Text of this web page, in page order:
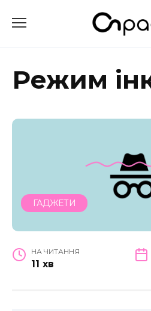
до
Режим
ГАДЖЕТИ
НА ЧИТАННЯ
11 хв